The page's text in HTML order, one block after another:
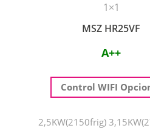
1×1
MSZ HR25VF
A++
Control WIFI
2,5KW(2150frig)